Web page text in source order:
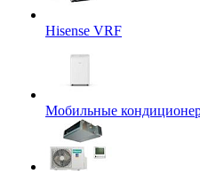
Hisense VRF
Мобильные